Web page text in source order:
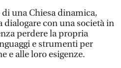
una Chiesa dinamica,
dialogare con una società in
perdere la propria
e strumenti per
e alle loro esigenze.